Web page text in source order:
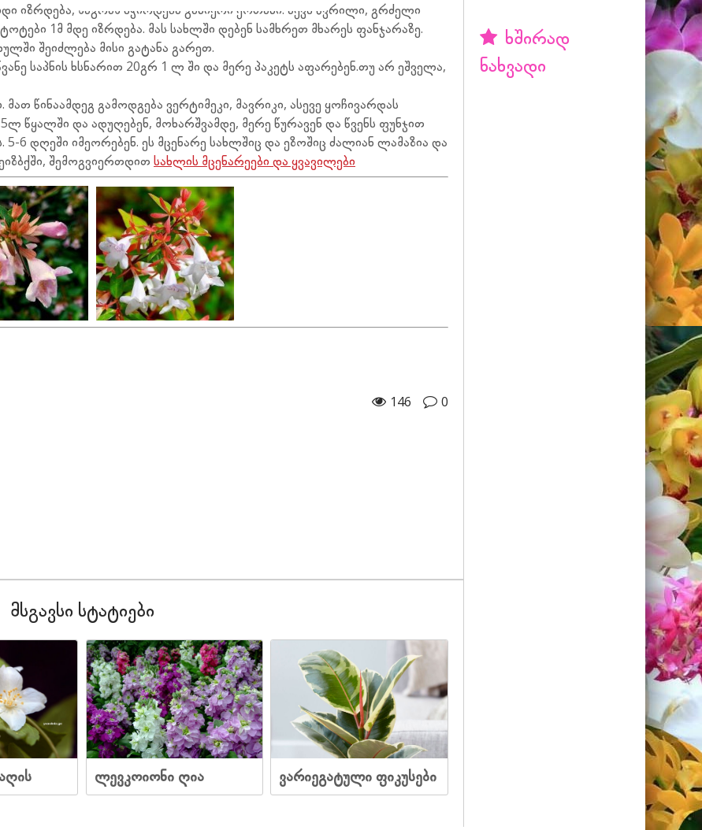
იზრდება, მაგრამ სჭირდება განიერი ქოთანი. აქვს წვრილი, გრძელი
1მ მდე იზრდება. მას სახლში დებენ სამხრეთ მხარეს ფანჯარაზე.
შეიძლება მისი გატანა გარეთ.
საპნის ხსნარით 20გრ 1 ლ ში და მერე პაკეტს აფარებენ.თუ არ ეშველა,
წინაამდეგ გამოდგება ვერტიმეკი, მავრიკი, ასევე ყოჩივარდას
წყალში და ადუღებენ, მოხარშვამდე, მერე წურავენ და წვენს ფუნჯით
6 დღეში იმეორებენ. ეს მცენარე სახლშიც და ეზოშიც ძალიან ლამაზია და
შემოგვიერთდით სახლის მცენარეები და ყვავილები
0
146
მსგავსი სტატიები
ლევკოიონი ღია ვარიეგატული ფიკუსები
ხშირად
ნახვადი